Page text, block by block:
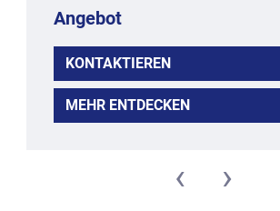
Angebot
KONTAKTIEREN
MEHR ENTDECKEN
‹ ›